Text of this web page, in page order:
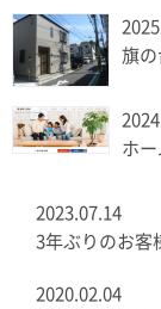
旗の
ホー
2023.07.14
3年ぶりのお客
2020.02.04